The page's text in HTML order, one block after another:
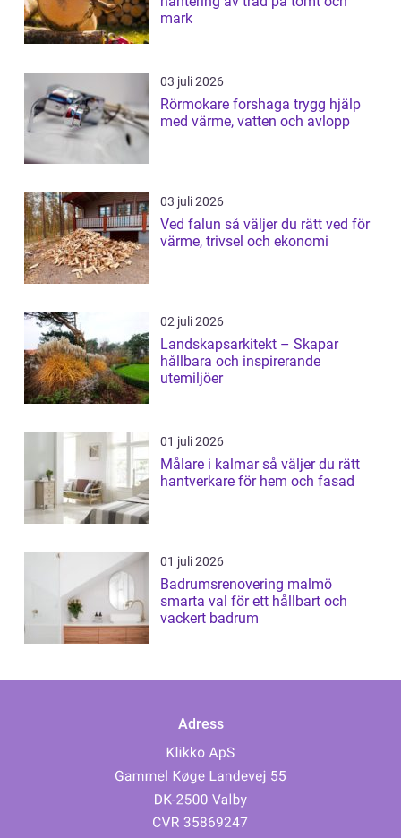
mark
03 juli 2026
Rörmokare forshaga trygg hjälp
med värme, vatten och avlopp
03 juli 2026
Ved falun så väljer du rätt ved för
värme, trivsel och ekonomi
02 juli 2026
Landskapsarkitekt – Skapar
hållbara och inspirerande
utemiljöer
01 juli 2026
Målare i kalmar så väljer du rätt
hantverkare för hem och fasad
01 juli 2026
Badrumsrenovering malmö
smarta val för ett hållbart och
vackert badrum
Adress